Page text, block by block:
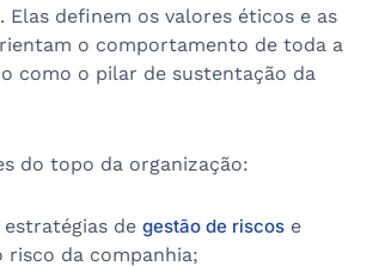
Elas definem os valores éticos e as
o comportamento de toda a
como o pilar de sustentação da
do topo da organização:
de gestão de riscos e
risco da companhia;